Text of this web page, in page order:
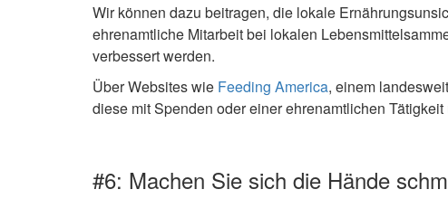
Wir können dazu beitragen, die lokale
ehrenamtliche Mitarbeit bei lokalen
verbessert werden.
Über Websites wie Feeding America, einem
diese mit Spenden oder einer ehrenamtlichen Tätigkeit
#6: Machen Sie sich die Hände